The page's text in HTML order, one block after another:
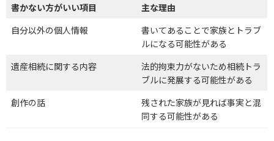
書かない方がいい項目
主な理由
自分以外の個人情報
書いてあることで家族とトラブ
ルになる可能性がある
遺産相続に関する内容
法的拘束力がないため相続トラ
ブルに発展する可能性がある
創作の話
残された家族が見れば事実と混
同する可能性がある